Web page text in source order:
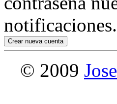
notificaciones.
© 2009